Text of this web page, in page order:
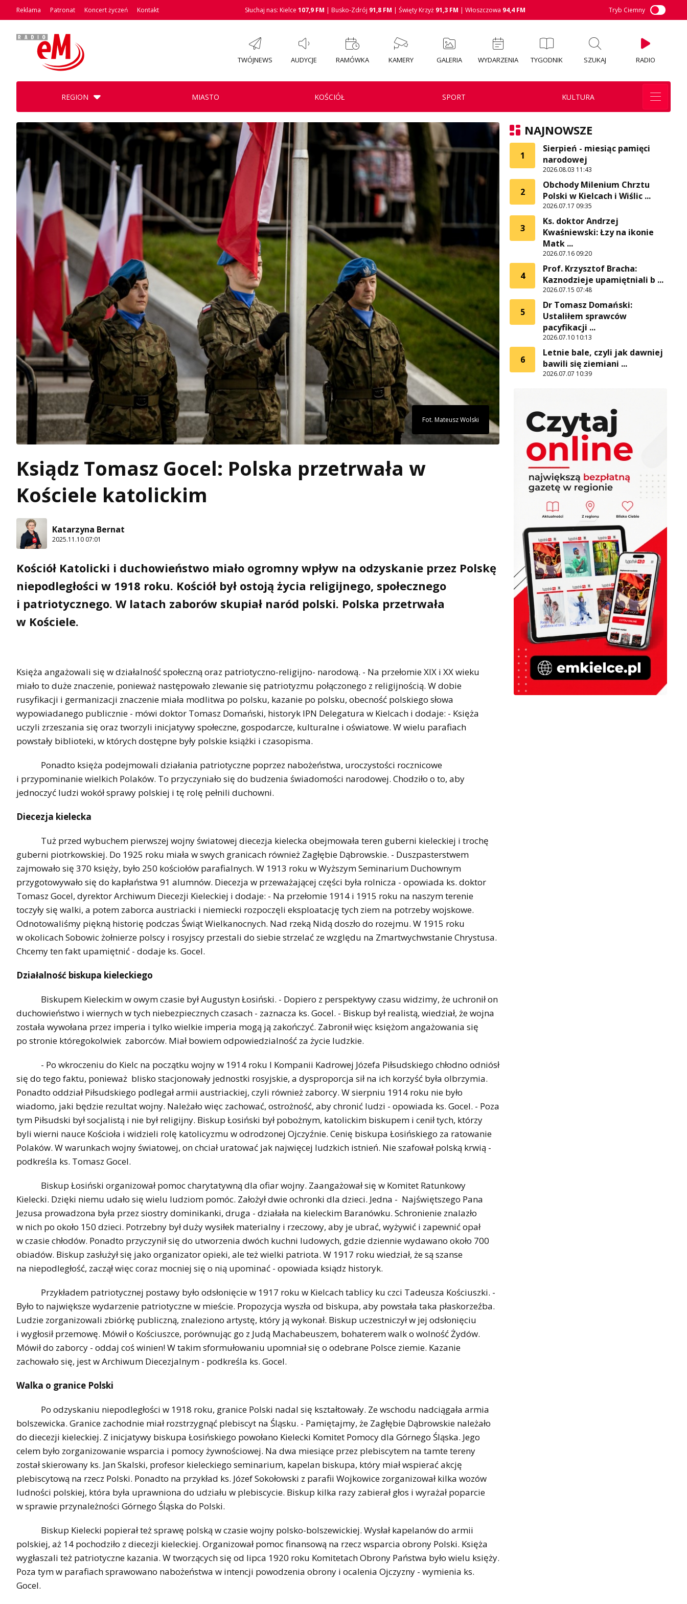
Reklama Patronat Koncert życzeń Kontakt Słuchaj nas: Kielce 107,9 FM | Busko-Zdrój 91,8 FM | Święty Krzyż 91,3 FM | Włoszczowa 94,4 FM Tryb Ciemny
TWÓJNEWS AUDYCJE RAMÓWKA KAMERY GALERIA WYDARZENIA TYGODNIK SZUKAJ RADIO
REGION MIASTO KOŚCIÓŁ SPORT KULTURA
Fot. Mateusz Wolski
Ksiądz Tomasz Gocel: Polska przetrwała w
Kościele katolickim
Katarzyna Bernat
2025.11.10 07:01
Kościół Katolicki i duchowieństwo miało ogromny wpływ na odzyskanie przez Polskę
niepodległości w 1918 roku. Kościół był ostoją życia religijnego, społecznego
i patriotycznego. W latach zaborów skupiał naród polski. Polska przetrwała
w Kościele.
Księża angażowali się w działalność społeczną oraz patriotyczno-religijno- narodową. - Na przełomie XIX i XX wieku
miało to duże znaczenie, ponieważ następowało zlewanie się patriotyzmu połączonego z religijnością. W dobie
rusyfikacji i germanizacji znaczenie miała modlitwa po polsku, kazanie po polsku, obecność polskiego słowa
wypowiadanego publicznie - mówi doktor Tomasz Domański, historyk IPN Delegatura w Kielcach i dodaje: - Księża
uczyli zrzeszania się oraz tworzyli inicjatywy społeczne, gospodarcze, kulturalne i oświatowe. W wielu parafiach
powstały biblioteki, w których dostępne były polskie książki i czasopisma.
Ponadto księża podejmowali działania patriotyczne poprzez nabożeństwa, uroczystości rocznicowe
i przypominanie wielkich Polaków. To przyczyniało się do budzenia świadomości narodowej. Chodziło o to, aby
jednoczyć ludzi wokół sprawy polskiej i tę rolę pełnili duchowni.
Diecezja kielecka
Tuż przed wybuchem pierwszej wojny światowej diecezja kielecka obejmowała teren guberni kieleckiej i trochę
guberni piotrkowskiej. Do 1925 roku miała w swych granicach również Zagłębie Dąbrowskie. - Duszpasterstwem
zajmowało się 370 księży, było 250 kościołów parafialnych. W 1913 roku w Wyższym Seminarium Duchownym
przygotowywało się do kapłaństwa 91 alumnów. Diecezja w przeważającej części była rolnicza - opowiada ks. doktor
Tomasz Gocel, dyrektor Archiwum Diecezji Kieleckiej i dodaje: - Na przełomie 1914 i 1915 roku na naszym terenie
toczyły się walki, a potem zaborca austriacki i niemiecki rozpoczęli eksploatację tych ziem na potrzeby wojskowe.
Odnotowaliśmy piękną historię podczas Świąt Wielkanocnych. Nad rzeką Nidą doszło do rozejmu. W 1915 roku
w okolicach Sobowic żołnierze polscy i rosyjscy przestali do siebie strzelać ze względu na Zmartwychwstanie Chrystusa.
Chcemy ten fakt upamiętnić - dodaje ks. Gocel.
Działalność biskupa kieleckiego
Biskupem Kieleckim w owym czasie był Augustyn Łosiński. - Dopiero z perspektywy czasu widzimy, że uchronił on
duchowieństwo i wiernych w tych niebezpiecznych czasach - zaznacza ks. Gocel. - Biskup był realistą, wiedział, że wojna
została wywołana przez imperia i tylko wielkie imperia mogą ją zakończyć. Zabronił więc księżom angażowania się
po stronie któregokolwiek zaborców. Miał bowiem odpowiedzialność za życie ludzkie.
- Po wkroczeniu do Kielc na początku wojny w 1914 roku I Kompanii Kadrowej Józefa Piłsudskiego chłodno odniósł
się do tego faktu, ponieważ blisko stacjonowały jednostki rosyjskie, a dysproporcja sił na ich korzyść była olbrzymia.
Ponadto oddział Piłsudskiego podlegał armii austriackiej, czyli również zaborcy. W sierpniu 1914 roku nie było
wiadomo, jaki będzie rezultat wojny. Należało więc zachować, ostrożność, aby chronić ludzi - opowiada ks. Gocel. - Poza
tym Piłsudski był socjalistą i nie był religijny. Biskup Łosiński był pobożnym, katolickim biskupem i cenił tych, którzy
byli wierni nauce Kościoła i widzieli rolę katolicyzmu w odrodzonej Ojczyźnie. Cenię biskupa Łosińskiego za ratowanie
Polaków. W warunkach wojny światowej, on chciał uratować jak najwięcej ludzkich istnień. Nie szafował polską krwią -
podkreśla ks. Tomasz Gocel.
Biskup Łosiński organizował pomoc charytatywną dla ofiar wojny. Zaangażował się w Komitet Ratunkowy
Kielecki. Dzięki niemu udało się wielu ludziom pomóc. Założył dwie ochronki dla dzieci. Jedna - Najświętszego Pana
Jezusa prowadzona była przez siostry dominikanki, druga - działała na kieleckim Baranówku. Schronienie znalazło
w nich po około 150 dzieci. Potrzebny był duży wysiłek materialny i rzeczowy, aby je ubrać, wyżywić i zapewnić opał
w czasie chłodów. Ponadto przyczynił się do utworzenia dwóch kuchni ludowych, gdzie dziennie wydawano około 700
obiadów. Biskup zasłużył się jako organizator opieki, ale też wielki patriota. W 1917 roku wiedział, że są szanse
na niepodległość, zaczął więc coraz mocniej się o nią upominać - opowiada ksiądz historyk.
Przykładem patriotycznej postawy było odsłonięcie w 1917 roku w Kielcach tablicy ku czci Tadeusza Kościuszki. -
Było to największe wydarzenie patriotyczne w mieście. Propozycja wyszła od biskupa, aby powstała taka płaskorzeźba.
Ludzie zorganizowali zbiórkę publiczną, znaleziono artystę, który ją wykonał. Biskup uczestniczył w jej odsłonięciu
i wygłosił przemowę. Mówił o Kościuszce, porównując go z Judą Machabeuszem, bohaterem walk o wolność Żydów.
Mówił do zaborcy - oddaj coś winien! W takim sformułowaniu upomniał się o odebrane Polsce ziemie. Kazanie
zachowało się, jest w Archiwum Diecezjalnym - podkreśla ks. Gocel.
Walka o granice Polski
Po odzyskaniu niepodległości w 1918 roku, granice Polski nadal się kształtowały. Ze wschodu nadciągała armia
bolszewicka. Granice zachodnie miał rozstrzygnąć plebiscyt na Śląsku. - Pamiętajmy, że Zagłębie Dąbrowskie należało
do diecezji kieleckiej. Z inicjatywy biskupa Łosińskiego powołano Kielecki Komitet Pomocy dla Górnego Śląska. Jego
celem było zorganizowanie wsparcia i pomocy żywnościowej. Na dwa miesiące przez plebiscytem na tamte tereny
został skierowany ks. Jan Skalski, profesor kieleckiego seminarium, kapelan biskupa, który miał wspierać akcję
plebiscytową na rzecz Polski. Ponadto na przykład ks. Józef Sokołowski z parafii Wojkowice zorganizował kilka wozów
ludności polskiej, która była uprawniona do udziału w plebiscycie. Biskup kilka razy zabierał głos i wyrażał poparcie
w sprawie przynależności Górnego Śląska do Polski.
Biskup Kielecki popierał też sprawę polską w czasie wojny polsko-bolszewickiej. Wysłał kapelanów do armii
polskiej, aż 14 pochodziło z diecezji kieleckiej. Organizował pomoc finansową na rzecz wsparcia obrony Polski. Księża
wygłaszali też patriotyczne kazania. W tworzących się od lipca 1920 roku Komitetach Obrony Państwa było wielu księży.
Poza tym w parafiach sprawowano nabożeństwa w intencji powodzenia obrony i ocalenia Ojczyzny - wymienia ks.
Gocel.
NAJNOWSZE
1
Sierpień - miesiąc pamięci
narodowej
2026.08.03 11:43
2
Obchody Milenium Chrztu
Polski w Kielcach i Wiślic ...
2026.07.17 09:35
3
Ks. doktor Andrzej
Kwaśniewski: Łzy na ikonie
Matk ...
2026.07.16 09:20
4
Prof. Krzysztof Bracha:
Kaznodzieje upamiętniali b ...
2026.07.15 07:48
5
Dr Tomasz Domański:
Ustaliłem sprawców
pacyfikacji ...
2026.07.10 10:13
6
Letnie bale, czyli jak dawniej
bawili się ziemiani ...
2026.07.07 10:39